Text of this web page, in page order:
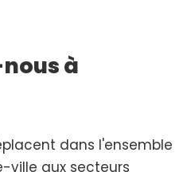
à
dans l'ensemble
ville aux secteurs